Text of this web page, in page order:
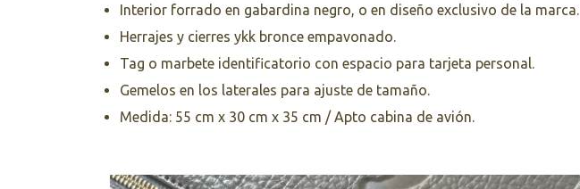
Interior forrado en gabardina negro, o en diseño exclusivo de la marca.
Herrajes y cierres ykk bronce empavonado.
Tag o marbete identificatorio con espacio para tarjeta personal.
Gemelos en los laterales para ajuste de tamaño.
Medida: 55 cm x 30 cm x 35 cm / Apto cabina de avión.